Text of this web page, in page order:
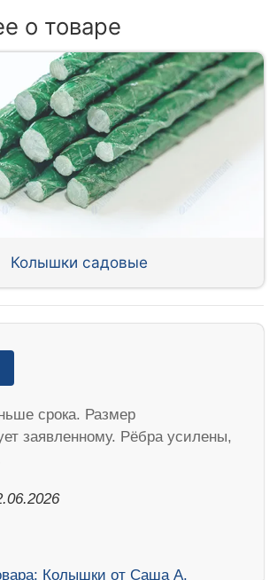
о товаре
Колышки садовые
срока. Размер
заявленному. Рёбра усилены,